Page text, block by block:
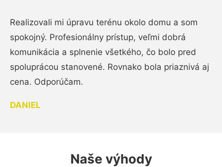
Realizovali mi úpravu terénu okolo domu a som
spokojný. Profesionálny prístup, veľmi dobrá
komunikácia a splnenie všetkého, čo bolo pred
spoluprácou stanovené. Rovnako bola priaznivá aj
cena. Odporúčam.
DANIEL
Naše výhody